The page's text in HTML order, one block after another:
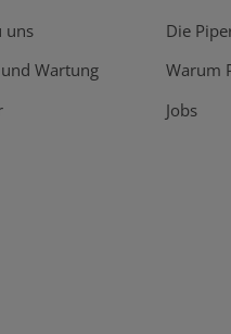
uns
Wartung
Die
Warum
Jobs